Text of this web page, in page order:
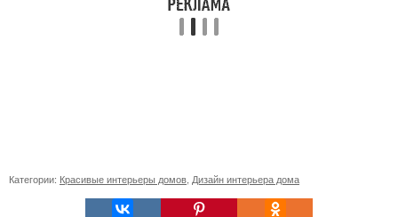
Категории: Красивые интерьеры домов Дизайн интерьера дома